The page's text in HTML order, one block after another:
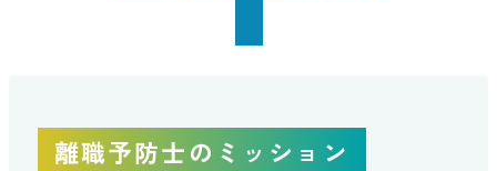
離職予防士のミッション